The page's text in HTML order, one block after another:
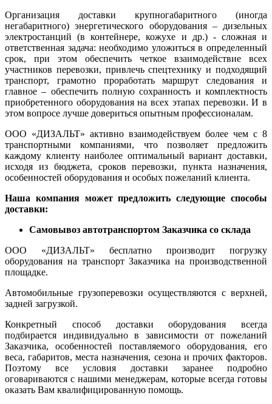
Организация доставки крупногабаритного (иногда
негабаритного) энергетического оборудования – дизельных
электростанций (в контейнере, кожухе и др.) - сложная и
ответственная задача: необходимо уложиться в определенный
срок, при этом обеспечить четкое взаимодействие всех
участников перевозки, привлечь спецтехнику и подходящий
транспорт, грамотно проработать маршрут следования и
главное – обеспечить полную сохранность и комплектность
приобретенного оборудования на всех этапах перевозки. И в
этом вопросе лучше довериться опытным профессионалам.
ООО «ДИЗАЛЬТ» активно взаимодействуем более чем с 8
транспортными компаниями, что позволяет предложить
каждому клиенту наиболее оптимальный вариант доставки,
исходя из бюджета, сроков перевозки, пункта назначения,
особенностей оборудования и особых пожеланий клиента.
Наша компания может предложитьследующиеспособы
доставки:
Самовывоз автотранспортом Заказчика со склада
ООО «ДИЗАЛЬТ» бесплатно производит погрузку
оборудования на транспорт Заказчика на производственной
площадке.
Автомобильные грузоперевозки осуществляются с верхней,
задней загрузкой.
Конкретный способ доставки оборудования всегда
подбирается индивидуально в зависимости от пожеланий
Заказчика, особенностей поставляемого оборудования, его
веса, габаритов, места назначения, сезона и прочих факторов.
Поэтому все условия доставки заранее подробно
оговариваются с нашими менеджерам, которые всегда готовы
оказать Вам квалифицированную помощь.